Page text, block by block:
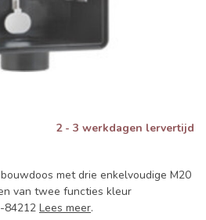
2 - 3 werkdagen lervertijd
met drie enkelvoudige M20
van twee functies kleur
84212 Lees meer.